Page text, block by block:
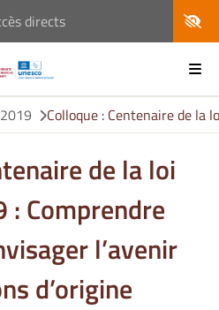
directs
2019 Colloque : Centenaire de la
de la loi
: Comprendre
l’avenir
d’origine